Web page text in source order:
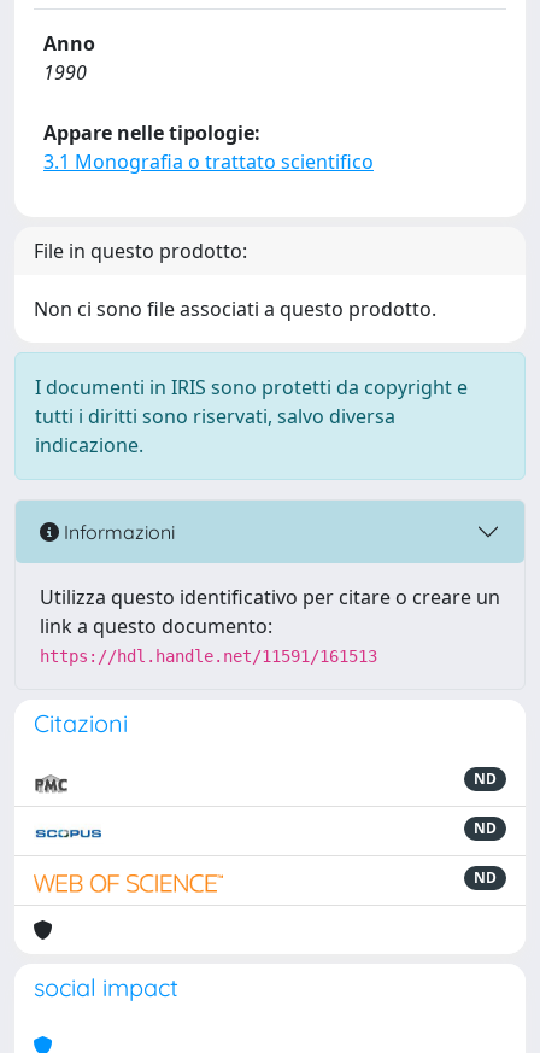
Anno
1990
Appare nelle tipologie:
3.1 Monografia o trattato scientifico
File in questo prodotto:
Non ci sono file associati a questo prodotto.
I documenti in IRIS sono protetti da copyright e
tutti i diritti sono riservati, salvo diversa
indicazione.
Informazioni
Utilizza questo identificativo per citare o creare un
link a questo documento:
https://hdl.handle.net/11591/161513
Citazioni
ND
ND
ND
social impact